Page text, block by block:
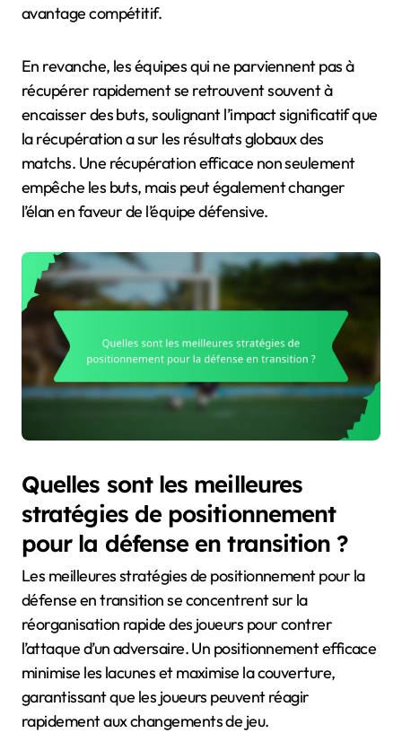
avantage compétitif.
En revanche, les équipes qui ne parviennent pas à
récupérer rapidement se retrouvent souvent à
encaisser des buts, soulignant l’impact significatif que
la récupération a sur les résultats globaux des
matchs. Une récupération efficace non seulement
empêche les buts, mais peut également changer
l’élan en faveur de l’équipe défensive.
Quelles sont les meilleures
stratégies de positionnement
pour la défense en transition ?
Les meilleures stratégies de positionnement pour la
défense en transition se concentrent sur la
réorganisation rapide des joueurs pour contrer
l’attaque d’un adversaire. Un positionnement efficace
minimise les lacunes et maximise la couverture,
garantissant que les joueurs peuvent réagir
rapidement aux changements de jeu.